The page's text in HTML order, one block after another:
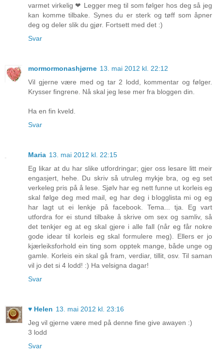
varmet virkelig ❤ Legger meg til som følger hos deg så jeg
kan komme tilbake. Synes du er sterk og tøff som åpner
deg og deler slik du gjør. Fortsett med det :)
Svar
mormormonashjørne 13. mai 2012 kl. 22:12
Vil gjerne være med og tar 2 lodd, kommentar og følger.
Krysser fingrene. Nå skal jeg lese mer fra bloggen din.
Ha en fin kveld.
Svar
Maria 13. mai 2012 kl. 22:15
Eg likar at du har slike utfordringar; gjer oss lesare litt meir
engasjert, hehe. Du skriv så utruleg mykje bra, og eg set
verkeleg pris på å lese. Sjølv har eg nett funne ut korleis eg
skal følge deg med mail, eg har deg i blogglista mi og eg
har lagt ut ei lenkje på facebook. Tema... tja. Eg vart
utfordra for ei stund tilbake å skrive om sex og samliv, så
det tenkjer eg at eg skal gjere i alle fall (når eg får nokre
gode idear til korleis eg skal formulere meg). Ellers er jo
kjærleiksforhold ein ting som opptek mange, både unge og
gamle. Korleis ein skal gå fram, verdiar, tillit, osv. Til saman
vil jo det si 4 lodd! :) Ha velsigna dagar!
Svar
♥ Helen 13. mai 2012 kl. 23:16
Jeg vil gjerne være med på denne fine give awayen :)
3 lodd
Svar